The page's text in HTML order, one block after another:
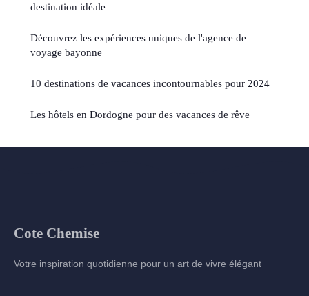
destination idéale
Découvrez les expériences uniques de l'agence de
voyage bayonne
10 destinations de vacances incontournables pour 2024
Les hôtels en Dordogne pour des vacances de rêve
Cote Chemise
Votre inspiration quotidienne pour un art de vivre élégant